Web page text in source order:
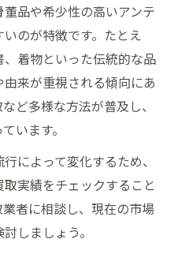
れる保存ポイント紹介
くなる保存方法とは
雑貨査定ポイント解説
品や希少性の高いアンテ
のが特徴です。たとえ
着物といった伝統的な品
来が重視される傾向にあ
ど多様な方法が普及し、
います。
によって変化するため、
実績をチェックすること
者に相談し、現在の市場
しましょう。